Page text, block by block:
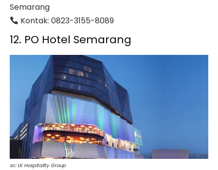
Semarang
Kontak: 0823-3155-8089
12. PO Hotel Semarang
sc: LK Hospitality Group